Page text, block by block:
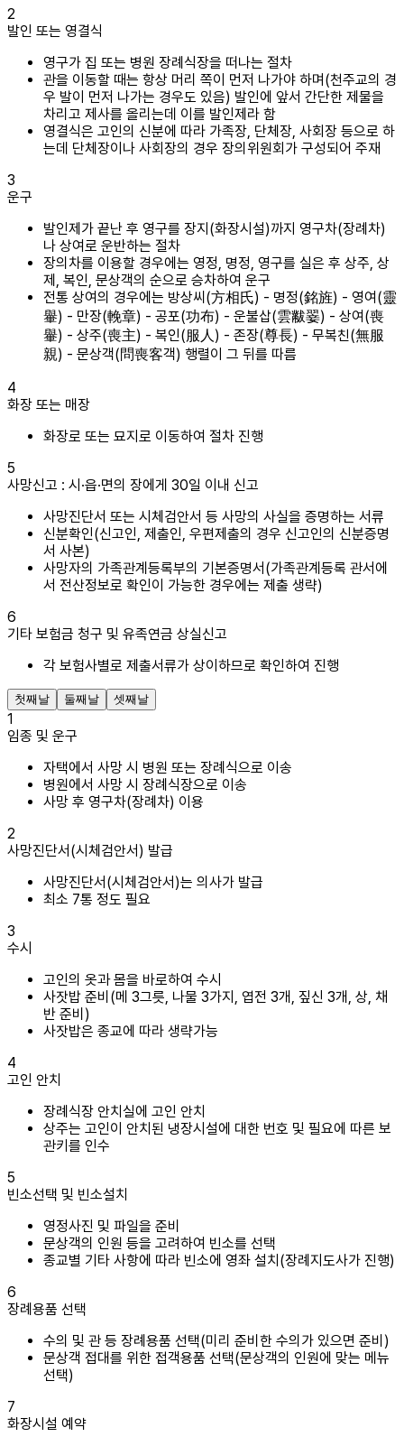
2
발인 또는 영결식
영구가 집 또는 병원 장례식장을 떠나는 절차
관을 이동할 때는 항상 머리 쪽이 먼저 나가야 하며(천주교의 경
우 발이 먼저 나가는 경우도 있음) 발인에 앞서 간단한 제물을
차리고 제사를 올리는데 이를 발인제라 함
영결식은 고인의 신분에 따라 가족장, 단체장, 사회장 등으로 하
는데 단체장이나 사회장의 경우 장의위원회가 구성되어 주재
3
운구
발인제가 끝난 후 영구를 장지(화장시설)까지 영구차(장례차)
나 상여로 운반하는 절차
장의차를 이용할 경우에는 영정, 명정, 영구를 실은 후 상주, 상
제, 복인, 문상객의 순으로 승차하여 운구
전통 상여의 경우에는 방상씨(方相氏) - 명정(銘旌) - 영여(靈
轝) - 만장(輓章) - 공포(功布) - 운불삽(雲黻翣) - 상여(喪
轝) - 상주(喪主) - 복인(服人) - 존장(尊長) - 무복친(無服
親) - 문상객(問喪客객) 행렬이 그 뒤를 따름
4
화장 또는 매장
화장로 또는 묘지로 이동하여 절차 진행
5
사망신고 : 시·읍·면의 장에게 30일 이내 신고
사망진단서 또는 시체검안서 등 사망의 사실을 증명하는 서류
신분확인(신고인, 제출인, 우편제출의 경우 신고인의 신분증명
서 사본)
사망자의 가족관계등록부의 기본증명서(가족관계등록 관서에
서 전산정보로 확인이 가능한 경우에는 제출 생략)
6
기타 보험금 청구 및 유족연금 상실신고
각 보험사별로 제출서류가 상이하므로 확인하여 진행
첫째날 둘째날 셋째날
1
임종 및 운구
자택에서 사망 시 병원 또는 장례식으로 이송
병원에서 사망 시 장례식장으로 이송
사망 후 영구차(장례차) 이용
2
사망진단서(시체검안서) 발급
사망진단서(시체검안서)는 의사가 발급
최소 7통 정도 필요
3
수시
고인의 옷과 몸을 바로하여 수시
사잣밥 준비(메 3그릇, 나물 3가지, 엽전 3개, 짚신 3개, 상, 채
반 준비)
사잣밥은 종교에 따라 생략가능
4
고인 안치
장례식장 안치실에 고인 안치
상주는 고인이 안치된 냉장시설에 대한 번호 및 필요에 따른 보
관키를 인수
5
빈소선택 및 빈소설치
영정사진 및 파일을 준비
문상객의 인원 등을 고려하여 빈소를 선택
종교별 기타 사항에 따라 빈소에 영좌 설치(장례지도사가 진행)
6
장례용품 선택
수의 및 관 등 장례용품 선택(미리 준비한 수의가 있으면 준비)
문상객 접대를 위한 접객용품 선택(문상객의 인원에 맞는 메뉴
선택)
7
화장시설 예약